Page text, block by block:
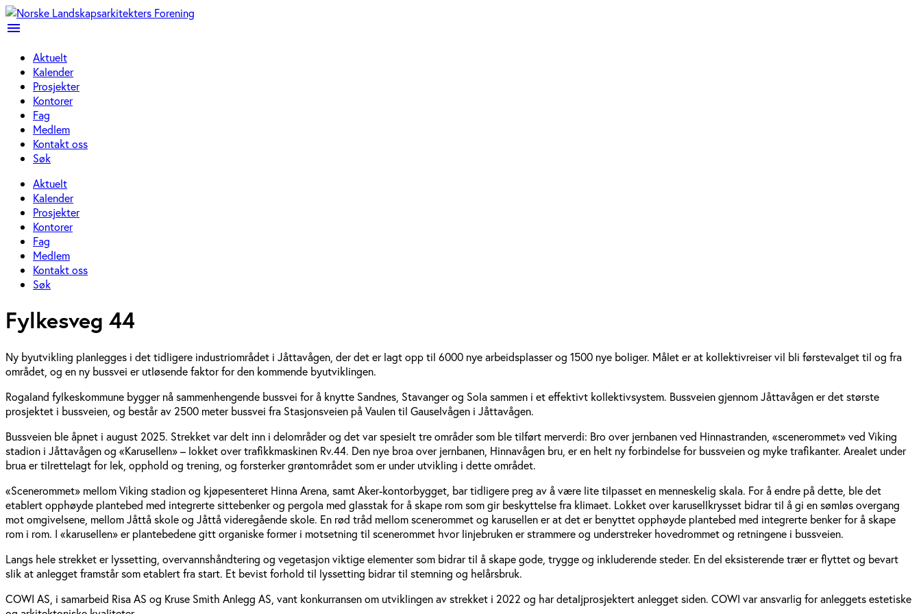
menu
Aktuelt
Kalender
Prosjekter
Kontorer
Fag
Medlem
Kontakt oss
Søk
Aktuelt
Kalender
Prosjekter
Kontorer
Fag
Medlem
Kontakt oss
Søk
Fylkesveg 44
Ny byutvikling planlegges i det tidligere industriområdet i Jåttavågen, der det er lagt opp til 6000 nye arbeidsplasser og 1500 nye boliger. Målet er at kollektiv­reiser vil bli førstevalget til og fra
området, og en ny bussvei er utløsende faktor for den kommende byutviklingen.
Rogaland fylkeskommune bygger nå sammenhengende bussvei for å knytte Sandnes, Stavanger og Sola sammen i et effektivt kollektivsystem. Bussveien gjennom Jåttavågen er det største
prosjektet i bussveien, og består av 2500 meter bussvei fra Stasjonsveien på Vaulen til Gauselvågen i Jåttavågen.
Bussveien ble åpnet i august 2025. Strekket var delt inn i delområder og det var spesielt tre områder som ble tilført merverdi: Bro over jernbanen ved Hinnastranden, «scenerommet» ved Viking
stadion i Jåttavågen og «Karusellen» – lokket over trafikkmaskinen Rv.44. Den nye broa over jernbanen, Hinnavågen bru, er en helt ny forbindelse for bussveien og myke trafikanter. Arealet under
brua er tilrettelagt for lek, opphold og trening, og forsterker grønt­området som er under utvikling i dette området.
«Scenerommet» mellom Viking stadion og kjøpesenteret Hinna Arena, samt Aker-kontorbygget, bar tidligere preg av å være lite tilpasset en menneskelig skala. For å endre på dette, ble det
etablert opphøyde plantebed med integrerte sittebenker og pergola med glasstak for å skape rom som gir beskyttelse fra klimaet. Lokket over karusellkrysset bidrar til å gi en sømløs overgang
mot omgivelsene, mellom Jåttå skole og Jåttå videregående skole. En rød tråd mellom scenerommet og karusellen er at det er benyttet opphøyde plantebed med integrerte benker for å skape
rom i rom. I «karusellen» er plantebedene gitt organiske former i motsetning til scenerommet hvor linjebruken er strammere og understreker hovedrommet og retningene i bussveien.
Langs hele strekket er lyssetting, overvannshåndtering og vegetasjon viktige elementer som bidrar til å skape gode, trygge og inkluderende steder. En del eksisterende trær er flyttet og bevart
slik at anlegget framstår som etablert fra start. Et bevist forhold til lyssetting bidrar til stemning og helårsbruk.
COWI AS, i samarbeid Risa AS og Kruse Smith Anlegg AS, vant konkurransen om utviklingen av strekket i 2022 og har detaljprosjektert anlegget siden. COWI var ansvarlig for anleggets estetiske